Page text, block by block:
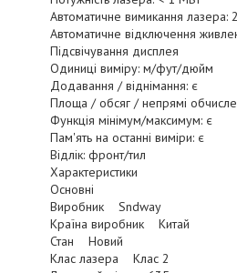
Автоматичне вимикання лазера:
Автоматичне відключення
Підсвічування дисплея
Одиниці виміру: м/фут/дюйм
Додавання / віднімання: є
Площа / обсяг / непрямі
Функція мінімум/максимум: є
Пам'ять на останні виміри: є
Відлік: фронт/тил
Характеристики
Основні
Виробник Sndway
Країна виробник Китай
Стан Новий
Клас лазера Клас 2